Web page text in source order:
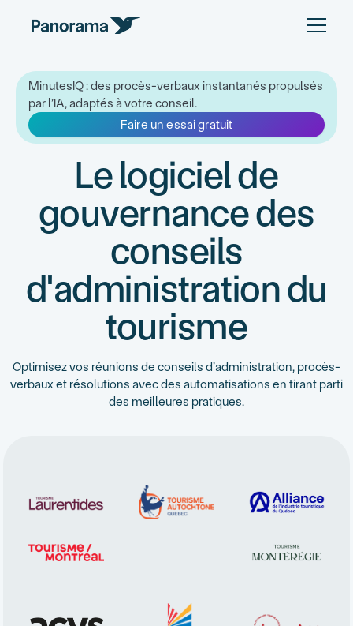
MinutesIQ : des procès-verbaux instantanés propulsés
par l’IA, adaptés à votre conseil.
Faire un essai gratuit
Le logiciel de
gouvernance des
conseils
d'administration du
tourisme
Optimisez vos réunions de conseils d’administration, procès-
verbaux et résolutions avec des automatisations en tirant parti
des meilleures pratiques.